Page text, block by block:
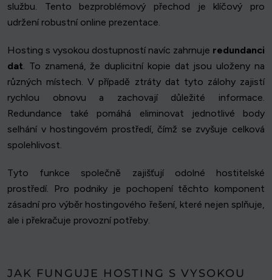
službu. Tento bezproblémový přechod je klíčový pro
udržení robustní online prezentace.
Hosting s vysokou dostupností navíc zahrnuje redundanci
dat. To znamená, že duplicitní kopie dat jsou uloženy na
různých místech. V případě ztráty dat tyto zálohy zajistí
rychlou obnovu a zachovají důležité informace.
Redundance také pomáhá eliminovat jednotlivé body
selhání v hostingovém prostředí, čímž se zvyšuje celková
spolehlivost.
Tyto funkce společně zajišťují odolné hostitelské
prostředí. Pro podniky je pochopení těchto komponent
zásadní pro výběr hostingového řešení, které nejen splňuje,
ale i překračuje provozní potřeby.
JAK FUNGUJE HOSTING S VYSOKOU